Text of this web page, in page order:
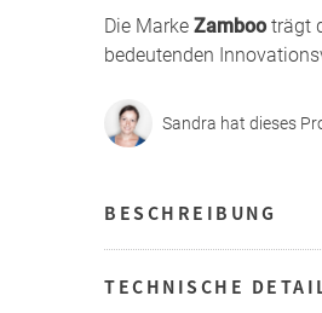
Die Marke Zamboo trägt
bedeutenden
Sandra hat dieses
BESCHREIBUNG
TECHNISCHE